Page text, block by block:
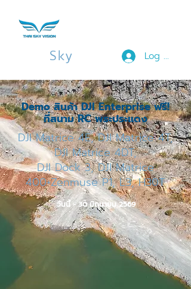
Log In
Sky
Demo สินค้า DJI Enterprise ฟรี!
ที่สนาม RC พระประแดง
DJI Matrice 4E, DJI Matrice 4T,
DJI Matrice 4DT,
DJI Dock 3, DJI Matrice
400+Zenmuse P1, L3, H30T
วันนี้ - 30 มิถุนายน 2569